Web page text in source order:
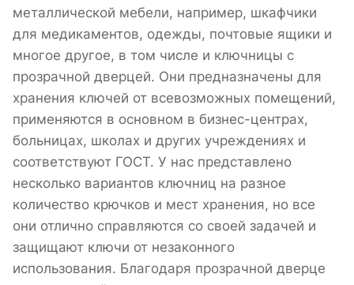
металлической мебели, например, шкафчики
для медикаментов, одежды, почтовые ящики и
многое другое, в том числе и ключницы с
прозрачной дверцей. Они предназначены для
хранения ключей от всевозможных помещений,
применяются в основном в бизнес-центрах,
больницах, школах и других учреждениях и
соответствуют ГОСТ. У нас представлено
несколько вариантов ключниц на разное
количество крючков и мест хранения, но все
они отлично справляются со своей задачей и
защищают ключи от незаконного
использования. Благодаря прозрачной дверце